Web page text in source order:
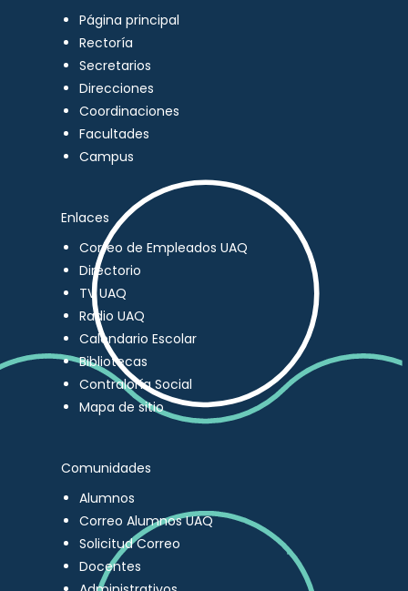
Página principal
Rectoría
Secretarios
Direcciones
Coordinaciones
Facultades
Campus
Enlaces
Correo de Empleados UAQ
Directorio
TV UAQ
Radio UAQ
Calendario Escolar
Bibliotecas
Contraloría Social
Mapa de sitio
Comunidades
Alumnos
Correo Alumnos UAQ
Solicitud Correo
Docentes